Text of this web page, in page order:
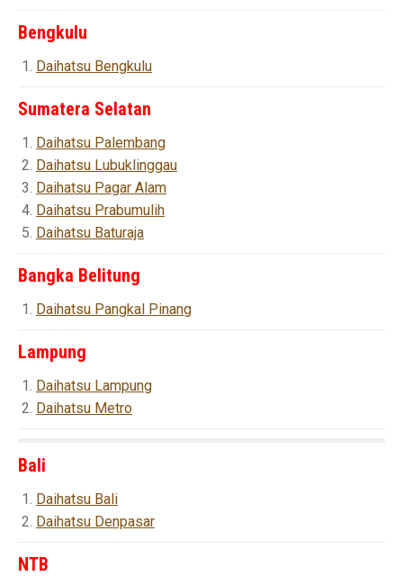
Bengkulu
Daihatsu Bengkulu
Sumatera Selatan
Daihatsu Palembang
Daihatsu Lubuklinggau
Daihatsu Pagar Alam
Daihatsu Prabumulih
Daihatsu Baturaja
Bangka Belitung
Daihatsu Pangkal Pinang
Lampung
Daihatsu Lampung
Daihatsu Metro
Bali
Daihatsu Bali
Daihatsu Denpasar
NTB